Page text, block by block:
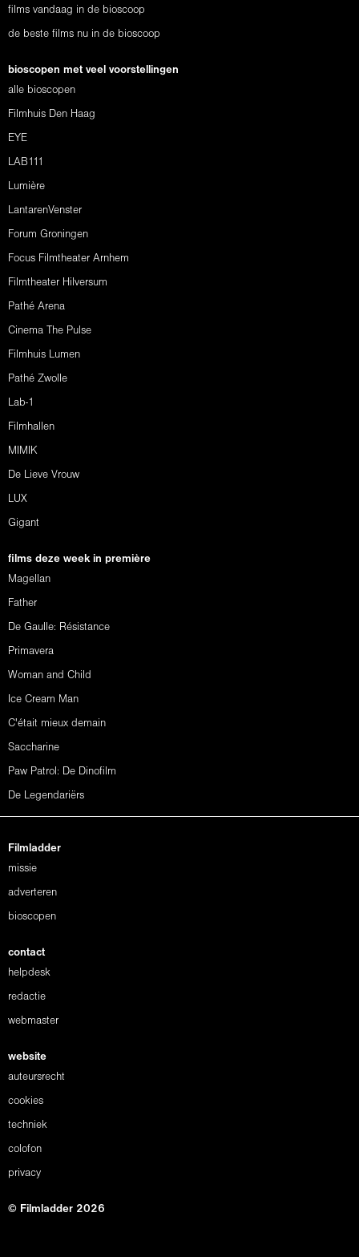
films vandaag in de bioscoop
de beste films nu in de bioscoop
bioscopen met veel voorstellingen
alle bioscopen
Filmhuis Den Haag
EYE
LAB111
Lumière
LantarenVenster
Forum Groningen
Focus Filmtheater Arnhem
Filmtheater Hilversum
Pathé Arena
Cinema The Pulse
Filmhuis Lumen
Pathé Zwolle
Lab-1
Filmhallen
MIMIK
De Lieve Vrouw
LUX
Gigant
films deze week in première
Magellan
Father
De Gaulle: Résistance
Primavera
Woman and Child
Ice Cream Man
C'était mieux demain
Saccharine
Paw Patrol: De Dinofilm
De Legendariërs
Filmladder
missie
adverteren
bioscopen
contact
helpdesk
redactie
webmaster
website
auteursrecht
cookies
techniek
colofon
privacy
© Filmladder 2026